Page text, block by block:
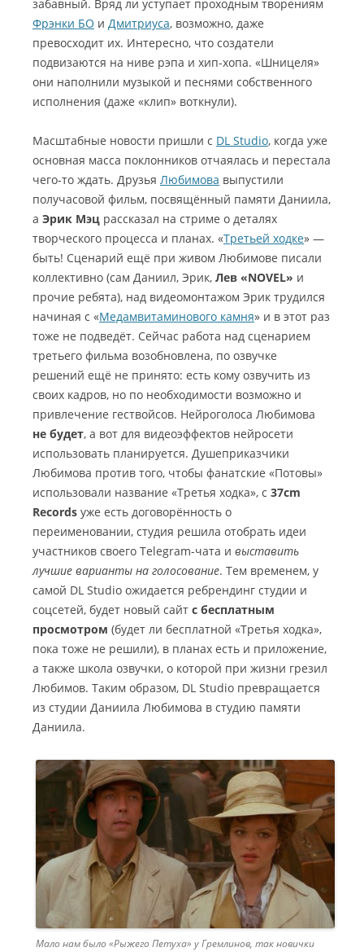
забавный. Вряд ли уступает проходным творениям
Фрэнки БО и Дмитриуса, возможно, даже
превосходит их. Интересно, что создатели
подвизаются на ниве рэпа и хип-хопа. «Шницеля»
они наполнили музыкой и песнями собственного
исполнения (даже «клип» воткнули).
Масштабные новости пришли с DL Studio, когда уже
основная масса поклонников отчаялась и перестала
чего-то ждать. Друзья Любимова выпустили
получасовой фильм, посвящённый памяти Даниила,
а Эрик Мэц рассказал на стриме о деталях
творческого процесса и планах. «Третьей ходке» —
быть! Сценарий ещё при живом Любимове писали
коллективно (сам Даниил, Эрик, Лев «NOVEL» и
прочие ребята), над видеомонтажом Эрик трудился
начиная с «Медамвитаминового камня» и в этот раз
тоже не подведёт. Сейчас работа над сценарием
третьего фильма возобновлена, по озвучке
решений ещё не принято: есть кому озвучить из
своих кадров, но по необходимости возможно и
привлечение гествойсов. Нейроголоса Любимова
не будет, а вот для видеоэффектов нейросети
использовать планируется. Душеприказчики
Любимова против того, чтобы фанатские «Потовы»
использовали название «Третья ходка», с 37cm
Records уже есть договорённость о
переименовании, студия решила отобрать идеи
участников своего Telegram-чата и выставить
лучшие варианты на голосование. Тем временем, у
самой DL Studio ожидается ребрендинг студии и
соцсетей, будет новый сайт с бесплатным
просмотром (будет ли бесплатной «Третья ходка»,
пока тоже не решили), в планах есть и приложение,
а также школа озвучки, о которой при жизни грезил
Любимов. Таким образом, DL Studio превращается
из студии Даниила Любимова в студию памяти
Даниила.
Мало нам было «Рыжего Петуха» у Гремлинов, так новички